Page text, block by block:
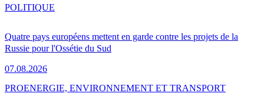
Quatre pays européens mettent en garde contre les projets de la
Russie pour l'Ossétie du Sud
07.08.2026
POLITIQUE
PROENERGIE, ENVIRONNEMENT ET TRANSPORT